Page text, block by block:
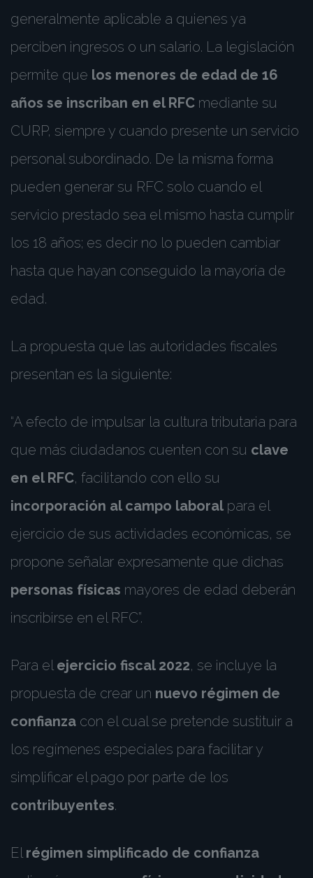
generalmente aplicable a quienes ya
perciben ingresos o un salario. La legislación
permite que los menores de edad de 16
años se inscriban en el RFC mediante su
CURP, siempre y cuando presente un servicio
personal subordinado. De la misma forma
pueden generar su RFC solo cuando el
servicio prestado sea el mismo hasta cumplir
los 18 años; es decir no lo pueden cambiar
hasta que hayan conseguido la mayoría de
edad.
La propuesta que las autoridades fiscales
presentan es la siguiente:
“A efecto de impulsar la cultura tributaria para
que más ciudadanos cuenten con su clave
en el RFC, facilitando con ello su
incorporación al campo laboral para el
ejercicio de sus actividades económicas, se
propone señalar expresamente que dichas
personas físicas mayores de edad deberán
inscribirse en el RFC”.
Para el ejercicio fiscal 2022, se incluye la
propuesta de crear un nuevo régimen de
confianza con el cual se pretende sustituir a
los regímenes especiales para facilitar y
simplificar el pago por parte de los
contribuyentes.
El régimen simplificado de confianza